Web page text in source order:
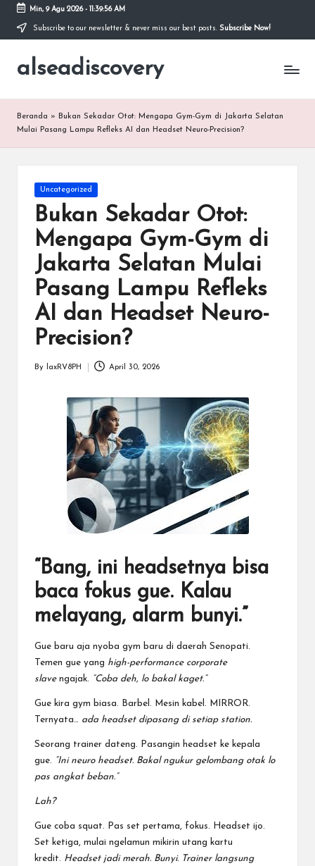
Skip
content
Min, 9 Agu 2026- 11:39:57 AM
Subscribe to our newsletter & never miss our best posts. Subscribe Now!
alseadiscovery
Pusat
Review
Olahraga
Beranda » Bukan Sekadar Otot: Mengapa Gym-Gym di Jakarta Selatan
Mulai Pasang Lampu Refleks AI dan Headset Neuro-Precision?
Posted
in
Uncategorized
Bukan Sekadar Otot:
Mengapa Gym-Gym di
Jakarta Selatan Mulai
Pasang Lampu Refleks
AI dan Headset Neuro-
Precision?
By laxRV8PH April 30, 2026
“Bang, ini headsetnya bisa
baca fokus gue. Kalau
melayang, alarm bunyi.”
Gue baru aja nyoba gym baru di daerah Senopati.
Temen gue yang high-performance corporate
slavengajak. “Coba deh, lo bakal kaget.”
Gue kira gym biasa. Barbel. Mesin kabel. MIRROR.
Ternyata… ada headset dipasang di setiap station.
Seorang trainer dateng. Pasangin headset ke kepala
gue. “Ini neuro headset. Bakal ngukur gelombang otak lo
pas angkat beban.”
Lah?
Gue coba squat. Pas set pertama, fokus. Headset ijo.
Set ketiga, mulai ngelamun mikirin utang kartu
kredit. Headset jadi merah. Bunyi. Trainer langsung